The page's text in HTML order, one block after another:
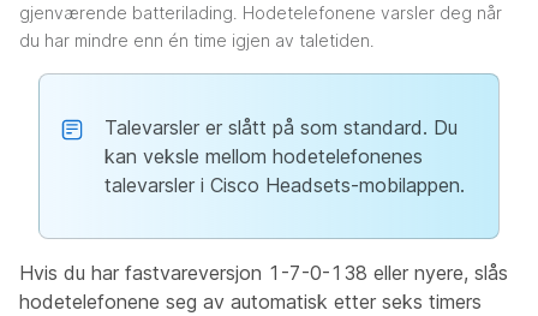
gjenværende batterilading. Hodetelefonene varsler deg når
du har mindre enn én time igjen av taletiden.
Talevarsler er slått på som standard. Du
kan veksle mellom hodetelefonenes
talevarsler i Cisco Headsets-mobilappen.
Hvis du har fastvareversjon 1-7-0-138 eller nyere, slås
hodetelefonene seg av automatisk etter seks timers